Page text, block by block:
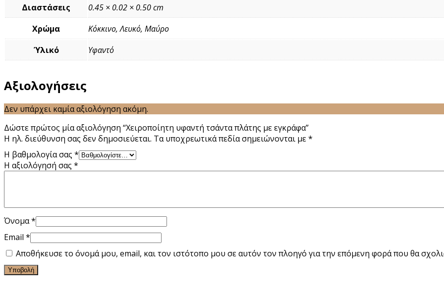
Διαστάσεις
0.45 × 0.02 × 0.50 cm
Χρώμα
Κόκκινο, Λευκό, Μαύρο
Ύλικό
Υφαντό
Αξιολογήσεις
Δεν υπάρχει καμία αξιολόγηση ακόμη.
Δώστε πρώτος μία αξιολόγηση “Χειροποίητη υφαντή τσάντα πλάτης με εγκράφα”
Η ηλ. διεύθυνση σας δεν δημοσιεύεται. Τα υποχρεωτικά πεδία σημειώνονται με*
Η βαθμολογία σας *
Η αξιολόγησή σας *
Όνομα*
Email *
Αποθήκευσε το όνομά μου, email, και τον ιστότοπο μου σε αυτόν τον πλοηγό για την επόμενη φορά που θα